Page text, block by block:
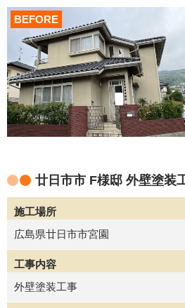
BEFORE
廿日市市 F様邸 外壁塗
施工場所
広島県廿日市市宮園
工事内容
外壁塗装工事